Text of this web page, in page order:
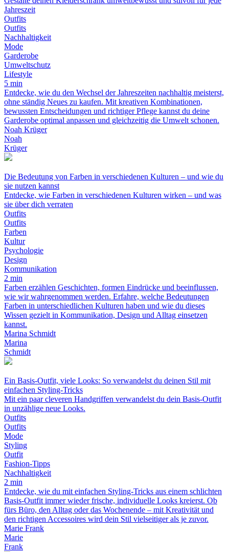
Jahreszeit
Outfits
Outfits
Nachhaltigkeit
Mode
Garderobe
Umweltschutz
Lifestyle
5 min
Entdecke, wie du den Wechsel der Jahreszeiten nachhaltig meisterst,
ohne ständig Neues zu kaufen. Mit kreativen Kombinationen,
bewussten Entscheidungen und richtiger Pflege kannst du deine
Garderobe optimal anpassen und gleichzeitig die Umwelt schonen.
Noah Krüger
Noah
Krüger
Die Bedeutung von Farben in verschiedenen Kulturen – und wie du
sie nutzen kannst
Entdecke, wie Farben in verschiedenen Kulturen wirken – und was
sie über dich verraten
Outfits
Outfits
Farben
Kultur
Psychologie
Design
Kommunikation
2 min
Farben erzählen Geschichten, formen Eindrücke und beeinflussen,
wie wir wahrgenommen werden. Erfahre, welche Bedeutungen
Farben in unterschiedlichen Kulturen haben und wie du dieses
Wissen gezielt in Kommunikation, Design und Alltag einsetzen
kannst.
Marina Schmidt
Marina
Schmidt
Ein Basis-Outfit, viele Looks: So verwandelst du deinen Stil mit
einfachen Styling-Tricks
Mit ein paar cleveren Handgriffen verwandelst du dein Basis-Outfit
in unzählige neue Looks.
Outfits
Outfits
Mode
Styling
Outfit
Fashion-Tipps
Nachhaltigkeit
2 min
Entdecke, wie du mit einfachen Styling-Tricks aus einem schlichten
Basis-Outfit immer wieder frische, individuelle Looks kreierst. Ob
fürs Büro, den Alltag oder das Wochenende – mit Kreativität und
den richtigen Accessoires wird dein Stil vielseitiger als je zuvor.
Marie Frank
Marie
Frank